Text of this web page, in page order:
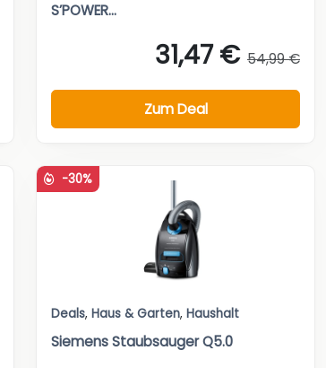
S’POWER...
31,47 € 54,99 €
Zum Deal
-30%
Deals, Haus & Garten, Haushalt
Siemens Staubsauger Q5.0